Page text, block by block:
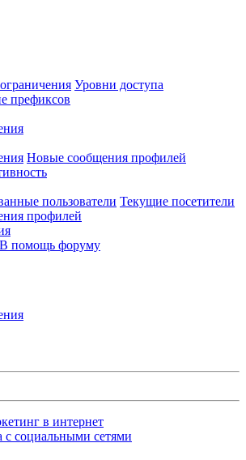
Уровни доступа
префиксов
Новые сообщения профилей
пользователи Текущие посетители
профилей
В помощь форуму
в интернет
с социальными сетями